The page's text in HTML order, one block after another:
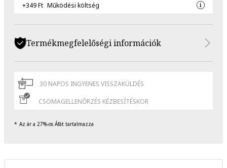
+349 Ft Működési költség
Termékmegfelelőségi információk
30 NAPOS INGYENES VISSZAKÜLDÉS
CSOMAGELLENŐRZÉS KÉZBESÍTÉSKOR
Az ár a 27%-os Áfát tartalmazza